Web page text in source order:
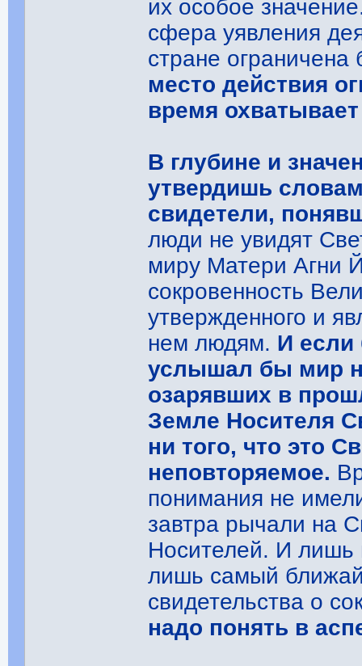
их особое
сфера уявления
стране
место действия
время
В глубине и
утвердишь
свидетели,
люди не увидят
миру Матери Агни
сокровенность
утвержденного и
нем людям. И если
услышал бы мир
озарявших в
Земле Носителя
ни того, что это
неповторяемое.
понимания не
завтра рычали на
Носителей. И лишь
лишь самый
свидетельства о
надо понять в